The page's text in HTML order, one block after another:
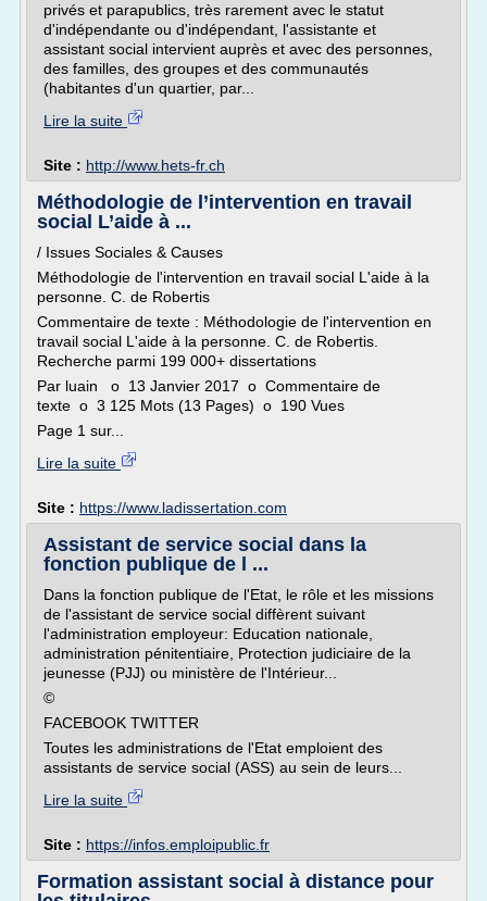
privés et parapublics, très rarement avec le statut
d'indépendante ou d'indépendant, l'assistante et
assistant social intervient auprès et avec des personnes,
des familles, des groupes et des communautés
(habitantes d'un quartier, par...
Lire la suite
Site : http://www.hets-fr.ch
Méthodologie de l’intervention en travail
social L’aide à ...
/ Issues Sociales & Causes
Méthodologie de l'intervention en travail social L'aide à la
personne. C. de Robertis
Commentaire de texte : Méthodologie de l'intervention en
travail social L'aide à la personne. C. de Robertis.
Recherche parmi 199 000+ dissertations
Par luain o 13 Janvier 2017 o Commentaire de
texte o 3 125 Mots (13 Pages) o 190 Vues
Page 1 sur...
Lire la suite
Site : https://www.ladissertation.com
Assistant de service social dans la
fonction publique de l ...
Dans la fonction publique de l'Etat, le rôle et les missions
de l'assistant de service social diffèrent suivant
l'administration employeur: Education nationale,
administration pénitentiaire, Protection judiciaire de la
jeunesse (PJJ) ou ministère de l'Intérieur...
©
FACEBOOK TWITTER
Toutes les administrations de l'Etat emploient des
assistants de service social (ASS) au sein de leurs...
Lire la suite
Site : https://infos.emploipublic.fr
Formation assistant social à distance pour